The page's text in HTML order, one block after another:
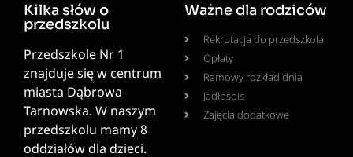
Kilka słów o
przedszkolu
Przedszkole Nr 1
znajduje się w centrum
miasta Dąbrowa
Tarnowska. W naszym
przedszkolu mamy 8
oddziałów dla dzieci.
Ważne dla rodziców
Rekrutacja do przedszkola
Opłaty
Ramowy rozkład dnia
Jadłospis
Zajęcia dodatkowe